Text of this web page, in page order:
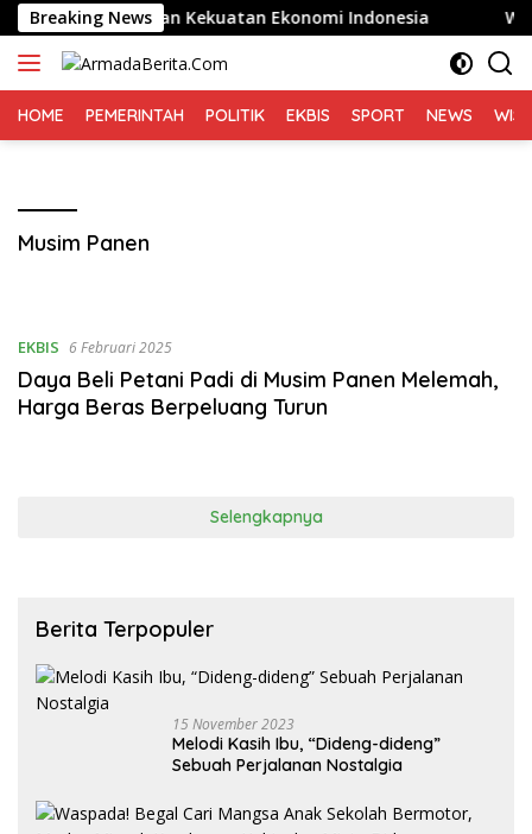
Langsung
ke
konten
Breaking News
Memetakan Kekuatan Ekonomi Indonesia Warga
HOME PEMERINTAH POLITIK EKBIS SPORT NEWS
Musim Panen
EKBIS 6 Februari 2025
Daya Beli Petani Padi di Musim Panen Melemah,
Harga Beras Berpeluang Turun
Selengkapnya
Berita Terpopuler
15 November 2023
Melodi Kasih Ibu, “Dideng-dideng”
Sebuah Perjalanan Nostalgia